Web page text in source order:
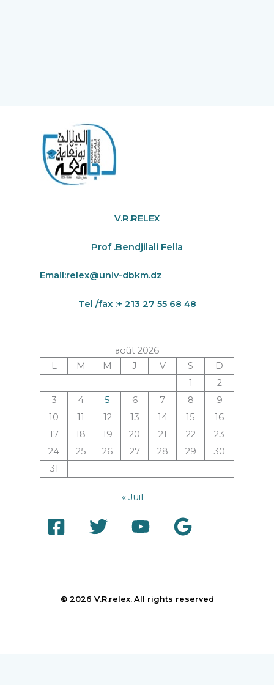
V.R.RELEX
Prof .Bendjilali Fella
Email:relex@univ-dbkm.dz
Tel /fax :+ 213 27 55 68 48
août 2026
L
M M J V S
D
1
2
3
4 5 6 7 8
9
10
11 12 13 14 15
16
17
18 19 20 21 22
23
24
25 26 27 28 29
30
31
« Juil
© 2026 V.R.relex. All rights reserved